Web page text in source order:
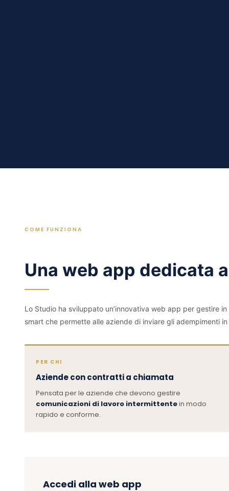
COME FUNZIONA
Una web app dedicata
Lo Studio ha sviluppato un’innovativa web app per gestire
smart che permette alle aziende di inviare gli adempimenti
PER CHI
Aziende con contratti a chiamata
Pensata per le aziende che devono gestire
comunicazioni di lavoro intermittentein modo
rapido e conforme.
Accedi alla web app